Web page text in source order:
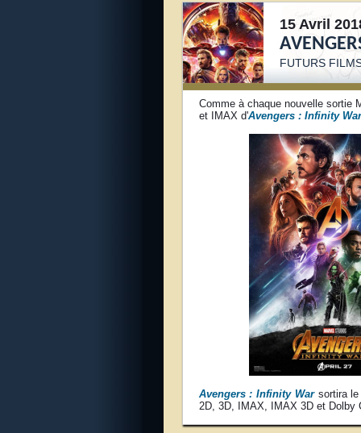
15 Avril
FUTURS
Comme à chaque nouvelle sortie
et IMAX d'Avengers : Infinity War
Avengers : Infinity Warsortira
2D, 3D, IMAX, IMAX 3D et Dolby